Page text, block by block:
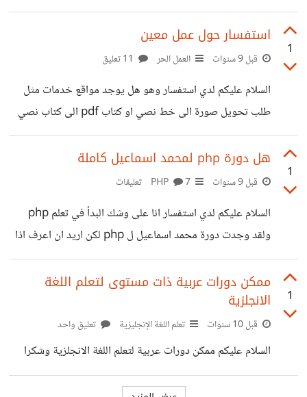
Array Associative Array Array functions وشكرا
مسبقا
1
استفسار حول عمل معين
قبل 9 سنوات العمل الحر
السلام عليكم لدي استفسار وهو هل يوجد مواقع خدمات مثل
طلب تحويل صورة الى خط نصي او كتاب pdf الى كتاب نصي
لاني اريد العمل في هذا المجال فانا سريع في الكتابة و خاصة
العربية
1
هل دورة php لمحمد اسماعيل كاملة
قبل 9 سنوات 7 تعليقات
السلام عليكم لدي استفسار انا على وشك البدأ في تعلم php
ولقد وجدت دورة محمد اسماعيل ل php لكن اريد ان اعرف اذا
كانت الدورة كاملة او ناقصة لان في الجزء الاول 101 يوجد 39
درس و في الجزء الثاني 102 لا يوجد الا 10 دروس فهل الدورة
كاملة ام ناقصة في رايكم
1
ممكن دورات عربية ذات مستوى لتعلم اللغة
الانجلزية
قبل 10 سنوات تعلم اللغة الإنجليزية تعليق واحد
السلام عليكم ممكن دورات عربية لتعلم اللغة الانجلزية وشكرا